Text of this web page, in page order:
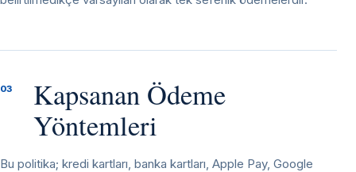
03
Kapsanan Ödeme
Yöntemleri
Bu politika; kredi kartları, banka kartları, Apple Pay, Google